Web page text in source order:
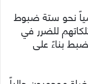
نحو ستة ضبوط
للضرر في
بناءً على